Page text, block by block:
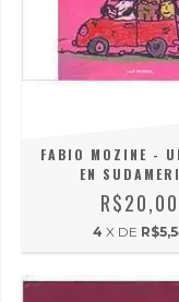
FABIO MOZINE -
EN
R$20,00
4 X DE